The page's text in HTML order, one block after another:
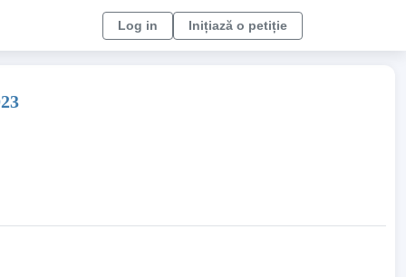
Log in Inițiază o petiție